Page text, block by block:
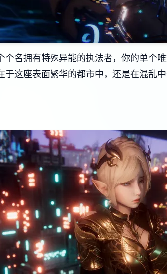
个名拥有特殊异能的执法者，你的单个
于这座表面繁华的都市中，还是在混乱